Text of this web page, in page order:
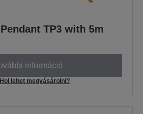
TP3 with 5m
információ
Hol lehet megvásárolni?